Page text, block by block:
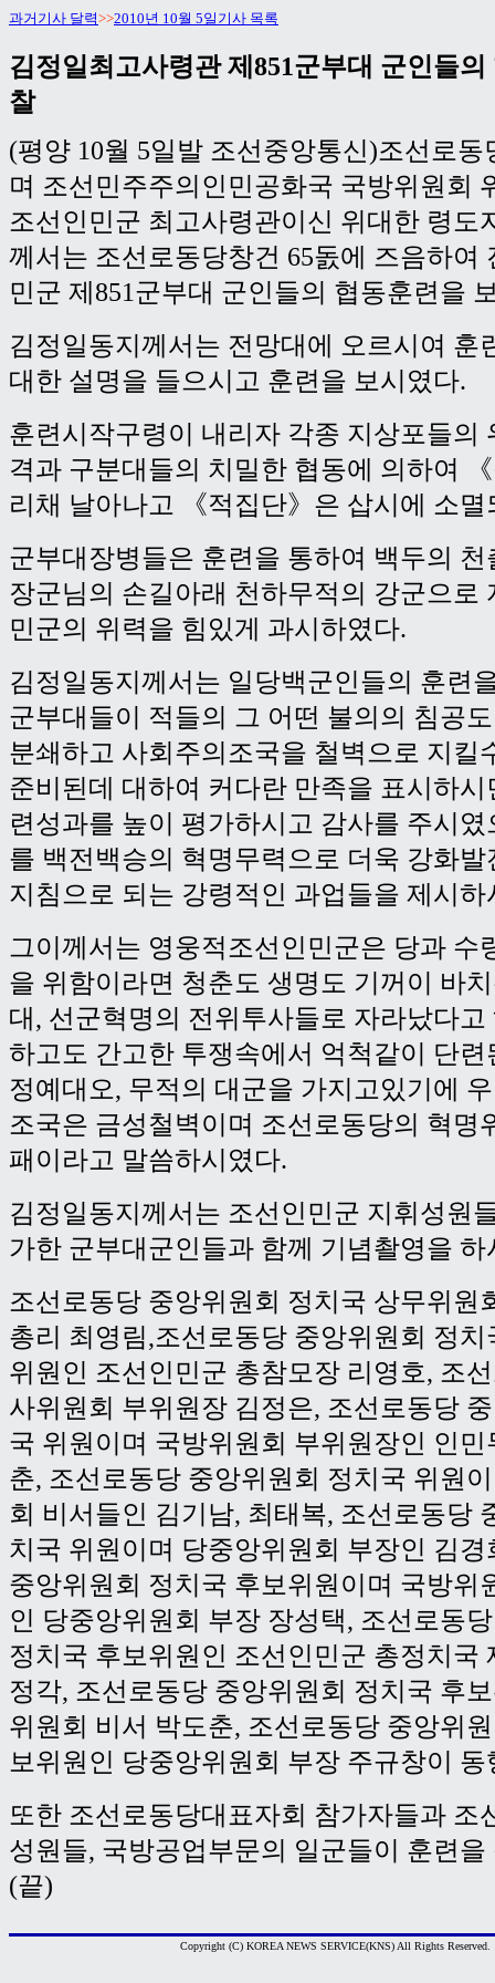
과거기사 달력>>2010년 10월 5일기사 목록
김정일최고사령관 제851군부대 군인들
찰
(평양 10월 5일발 조선중앙통신)조선로동
며 조선민주주의인민공화국 국방위원회
조선인민군 최고사령관이신 위대한 령도
께서는 조선로동당창건 65돐에 즈음하여
민군 제851군부대 군인들의 협동훈련을
김정일동지께서는 전망대에 오르시여 훈
대한 설명을 들으시고 훈련을 보시였다.
훈련시작구령이 내리자 각종 지상포들의
격과 구분대들의 치밀한 협동에 의하여
리채 날아나고 《적집단》은 삽시에 소멸
군부대장병들은 훈련을 통하여 백두의
장군님의 손길아래 천하무적의 강군으로
민군의 위력을 힘있게 과시하였다.
김정일동지께서는 일당백군인들의 훈련
군부대들이 적들의 그 어떤 불의의 침공
분쇄하고 사회주의조국을 철벽으로 지킬
준비된데 대하여 커다란 만족을 표시하
련성과를 높이 평가하시고 감사를 주시
를 백전백승의 혁명무력으로 더욱 강화
지침으로 되는 강령적인 과업들을 제시하
그이께서는 영웅적조선인민군은 당과 수
을 위함이라면 청춘도 생명도 기꺼이 바
대, 선군혁명의 전위투사들로 자라났다
하고도 간고한 투쟁속에서 억척같이 단련
정예대오, 무적의 대군을 가지고있기에
조국은 금성철벽이며 조선로동당의 혁명
패이라고 말씀하시였다.
김정일동지께서는 조선인민군 지휘성원
가한 군부대군인들과 함께 기념촬영을 하
조선로동당 중앙위원회 정치국 상무위원
총리 최영림,조선로동당 중앙위원회 정
위원인 조선인민군 총참모장 리영호, 조
사위원회 부위원장 김정은, 조선로동당
국 위원이며 국방위원회 부위원장인 인
춘, 조선로동당 중앙위원회 정치국 위원
회 비서들인 김기남, 최태복, 조선로동당
치국 위원이며 당중앙위원회 부장인 김
중앙위원회 정치국 후보위원이며 국방위
인 당중앙위원회 부장 장성택, 조선로동
정치국 후보위원인 조선인민군 총정치국
정각, 조선로동당 중앙위원회 정치국 후
위원회 비서 박도춘, 조선로동당 중앙위
보위원인 당중앙위원회 부장 주규창이 동
또한 조선로동당대표자회 참가자들과 조
성원들, 국방공업부문의 일군들이 훈련을
(끝)
Copyright (C) KOREA NEWS SERVICE(KNS) All Rights Reserved.